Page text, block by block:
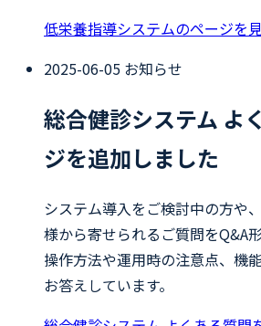
低栄養指導システムのページを
2025-06-05 お知らせ
総合健診システム よ
ジを追加しました
システム導入をご検討中の方や
様から寄せられるご質問をQ&A
操作方法や運用時の注意点、機
お答えしています。